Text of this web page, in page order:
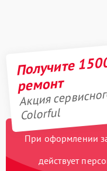
Получите
ремонт
Акция
Colorful
При оформлении
действует